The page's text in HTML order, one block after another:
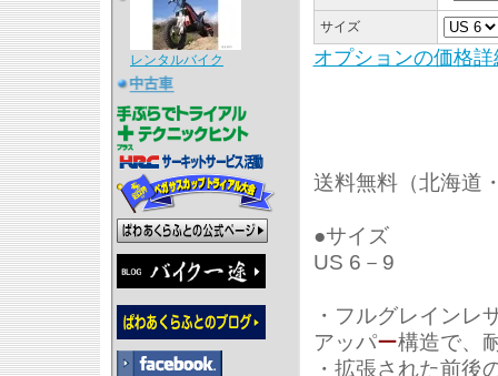
レンタルバイク
サイズ
オプションの価格
送料無料（北海道
●サイズ
US 6－9
・フルグレインレ
アッパー構造で、
・拡張された前後